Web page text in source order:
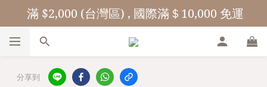
滿 $2,000 (台灣區) , 國際滿＄10,000 免運
分享到